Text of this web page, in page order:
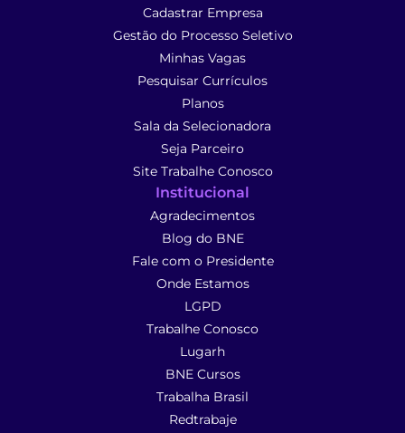
Cadastrar Empresa
Gestão do Processo Seletivo
Minhas Vagas
Pesquisar Currículos
Planos
Sala da Selecionadora
Seja Parceiro
Site Trabalhe Conosco
Institucional
Agradecimentos
Blog do BNE
Fale com o Presidente
Onde Estamos
LGPD
Trabalhe Conosco
Lugarh
BNE Cursos
Trabalha Brasil
Redtrabaje